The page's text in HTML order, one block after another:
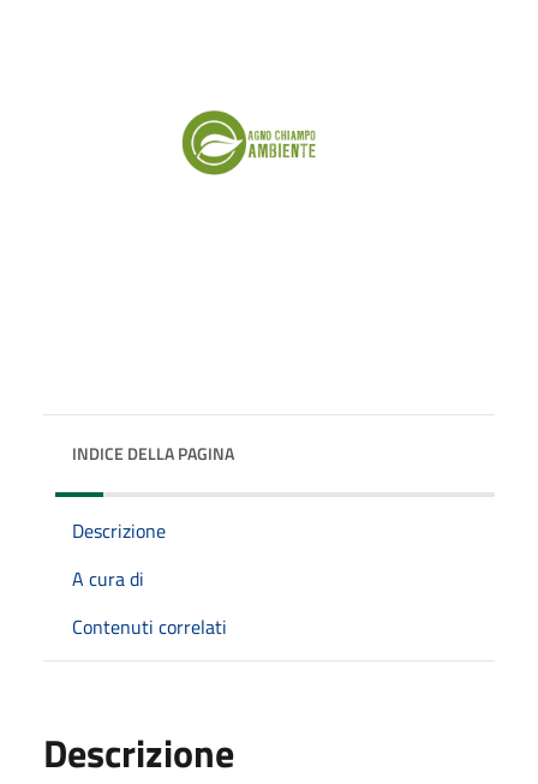
INDICE DELLA PAGINA
Descrizione
A cura di
Contenuti correlati
Descrizione